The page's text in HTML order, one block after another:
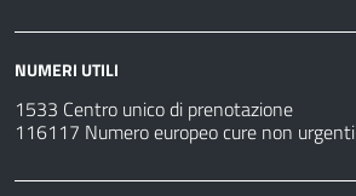
NUMERI UTILI
1533 Centro unico di prenotazione
116117 Numero europeo cure non urgenti